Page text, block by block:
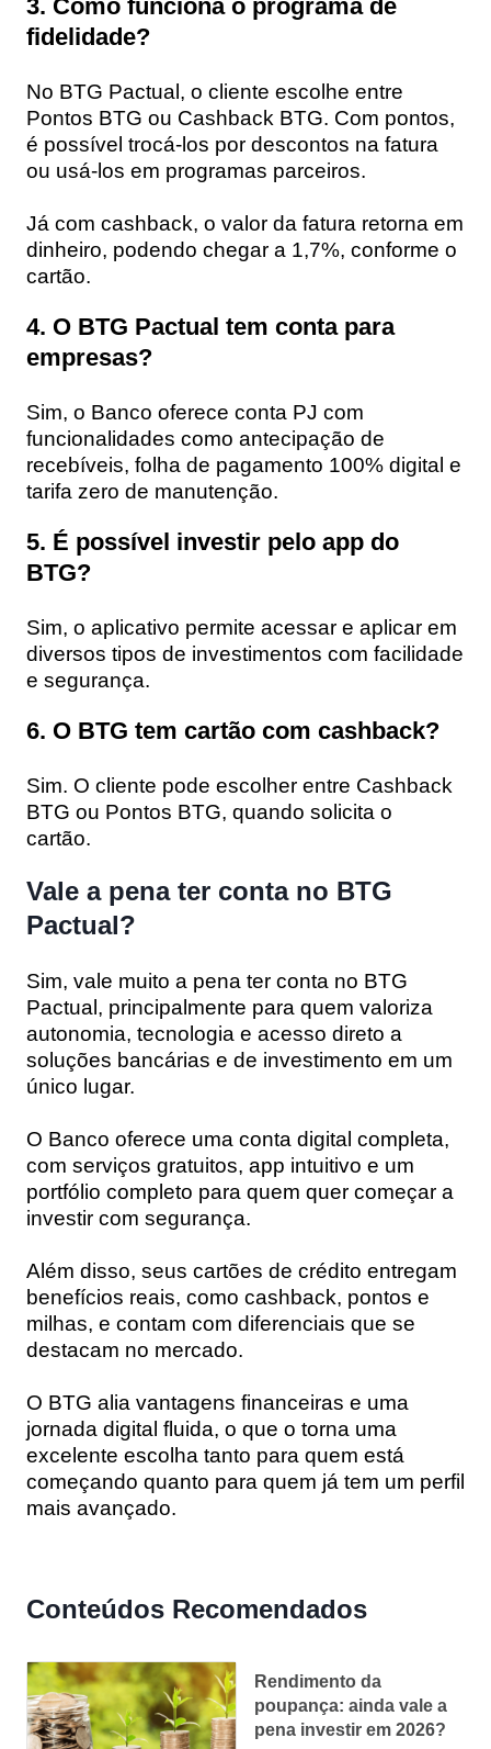
3. Como funciona o programa de
fidelidade?
No BTG Pactual, o cliente escolhe entre
Pontos BTG ou Cashback BTG. Com pontos,
é possível trocá-los por descontos na fatura
ou usá-los em programas parceiros.
Já com cashback, o valor da fatura retorna em
dinheiro, podendo chegar a 1,7%, conforme o
cartão.
4. O BTG Pactual tem conta para
empresas?
Sim, o Banco oferece conta PJ com
funcionalidades como antecipação de
recebíveis, folha de pagamento 100% digital e
tarifa zero de manutenção.
5. É possível investir pelo app do
BTG?
Sim, o aplicativo permite acessar e aplicar em
diversos tipos de investimentos com facilidade
e segurança.
6. O BTG tem cartão com cashback?
Sim. O cliente pode escolher entre Cashback
BTG ou Pontos BTG, quando solicita o
cartão.
Vale a pena ter conta no BTG
Pactual?
Sim, vale muito a pena ter conta no BTG
Pactual, principalmente para quem valoriza
autonomia, tecnologia e acesso direto a
soluções bancárias e de investimento em um
único lugar.
O Banco oferece uma conta digital completa,
com serviços gratuitos, app intuitivo e um
portfólio completo para quem quer começar a
investir com segurança.
Além disso, seus cartões de crédito entregam
benefícios reais, como cashback, pontos e
milhas, e contam com diferenciais que se
destacam no mercado.
O BTG alia vantagens financeiras e uma
jornada digital fluida, o que o torna uma
excelente escolha tanto para quem está
começando quanto para quem já tem um perfil
mais avançado.
Conteúdos Recomendados
Rendimento da
poupança: ainda vale a
pena investir em 2026?